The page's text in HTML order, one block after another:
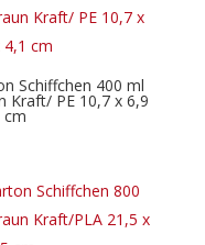
Schiffchen 400 ml
Kraft/ PE 10,7 x 6,9
cm